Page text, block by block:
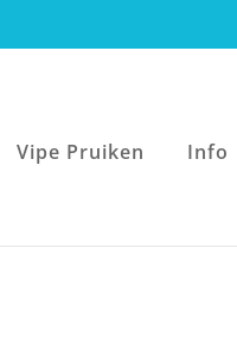
Vipe Pruiken Info